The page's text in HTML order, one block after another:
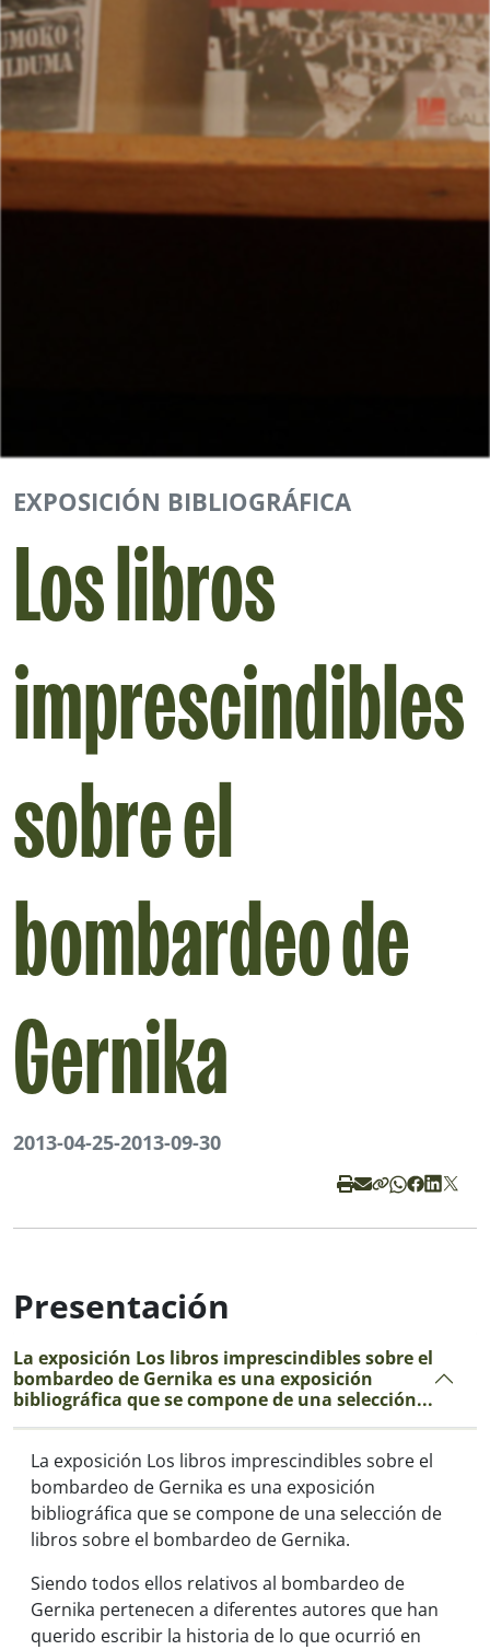
EXPOSICIÓN BIBLIOGRÁFICA
Los libros
imprescindibles
sobre el
bombardeo de
Gernika
2013-04-25-2013-09-30
Presentación
La exposición Los libros imprescindibles sobre el
bombardeo de Gernika es una exposición
bibliográfica que se compone de una selección...
La exposición Los libros imprescindibles sobre el
bombardeo de Gernika es una exposición
bibliográfica que se compone de una selección de
libros sobre el bombardeo de Gernika.
Siendo todos ellos relativos al bombardeo de
Gernika pertenecen a diferentes autores que han
querido escribir la historia de lo que ocurrió en